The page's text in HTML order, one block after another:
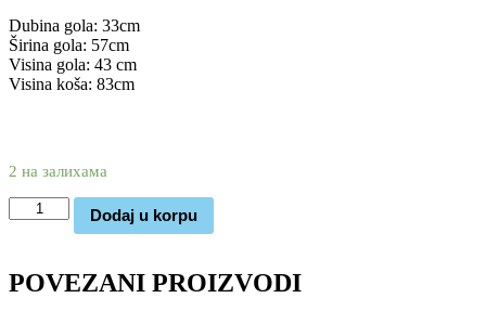
Dubina gola: 33cm
Širina gola: 57cm
Visina gola: 43 cm
Visina koša: 83cm
2 на залихама
Spiderman
Fudbal
2u1
Dodaj u korpu
POVEZANI PROIZVODI